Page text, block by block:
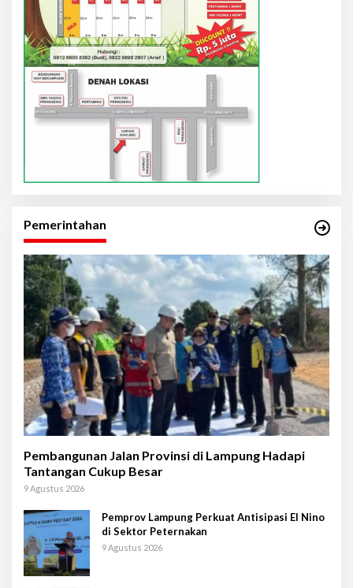
Pemerintahan
Pembangunan Jalan Provinsi di Lampung Hadapi
Tantangan Cukup Besar
9 Agustus 2026
Pemprov Lampung Perkuat Antisipasi El Nino
di Sektor Peternakan
9 Agustus 2026